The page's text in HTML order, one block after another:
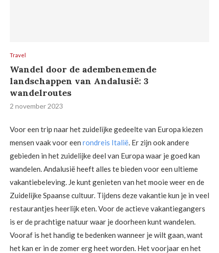
Travel
Wandel door de adembenemende
landschappen van Andalusië: 3
wandelroutes
2 november 2023
Voor een trip naar het zuidelijke gedeelte van Europa kiezen
mensen vaak voor een rondreis Italië. Er zijn ook andere
gebieden in het zuidelijke deel van Europa waar je goed kan
wandelen. Andalusië heeft alles te bieden voor een ultieme
vakantiebeleving. Je kunt genieten van het mooie weer en de
Zuidelijke Spaanse cultuur. Tijdens deze vakantie kun je in veel
restaurantjes heerlijk eten. Voor de actieve vakantiegangers
is er de prachtige natuur waar je doorheen kunt wandelen.
Vooraf is het handig te bedenken wanneer je wilt gaan, want
het kan er in de zomer erg heet worden. Het voorjaar en het